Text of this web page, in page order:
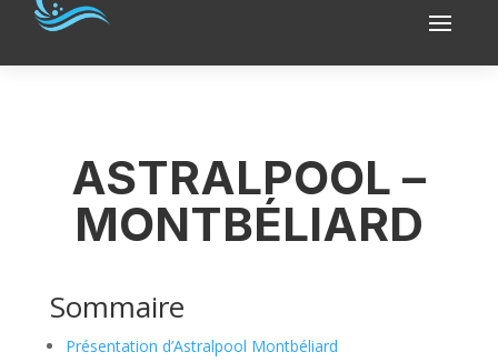
ASTRALPOOL –
MONTBÉLIARD
Sommaire
Présentation d’Astralpool Montbéliard